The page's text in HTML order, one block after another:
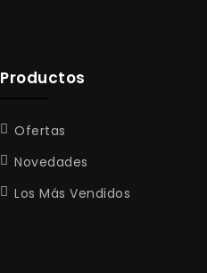
Productos
Ofertas
Novedades
Los Más Vendidos